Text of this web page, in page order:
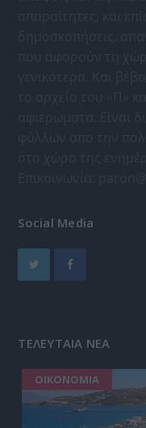
Social Media
ΤΕΛΕΥΤΑΙΑ ΝΕΑ
ΟΙΚΟΝΟΜΙΑ